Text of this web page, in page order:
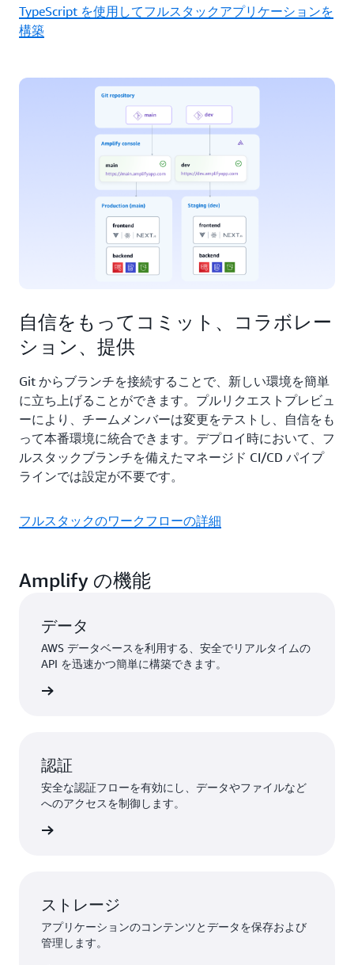
TypeScript を使用してフルスタックアプリケーションを
構築
自信をもってコミット、コラボレー
ション、提供
Git からブランチを接続することで、新しい環境を簡単
に立ち上げることができます。プルリクエストプレビュ
ーにより、チームメンバーは変更をテストし、自信をも
って本番環境に統合できます。デプロイ時において、フ
ルスタックブランチを備えたマネージド CI/CD パイプ
ラインでは設定が不要です。
フルスタックのワークフローの詳細
Amplify の機能
データ
AWS データベースを利用する、安全でリアルタイムの
API を迅速かつ簡単に構築できます。
認証
安全な認証フローを有効にし、データやファイルなど
へのアクセスを制御します。
ストレージ
アプリケーションのコンテンツとデータを保存および
管理します。